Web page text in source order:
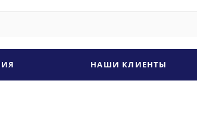
НАШИ КЛИЕНТЫ